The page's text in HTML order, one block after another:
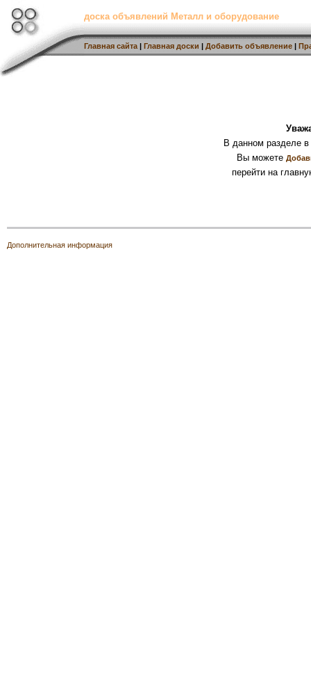
доска объявлений Металл и оборудование
Главная сайта | Главная доски | Добавить объявление |
В данном разделе
Вы можете
перейти на
Дополнительная информация